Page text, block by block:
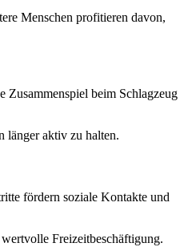
Menschen profitieren davon,
beim Schlagzeug
länger aktiv zu halten.
fördern soziale Kontakte und
Freizeitbeschäftigung.